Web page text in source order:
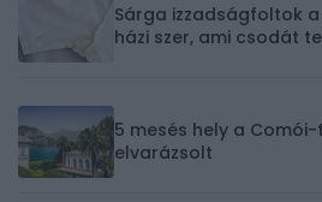
Sárga izzadságfoltok
házi szer, ami csodát
5 mesés hely a
elvarázsolt